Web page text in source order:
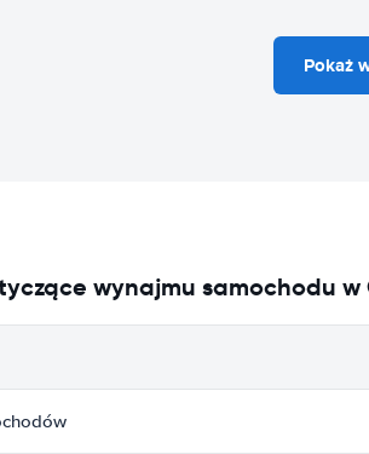
Pokaż
wynajmu samochodu